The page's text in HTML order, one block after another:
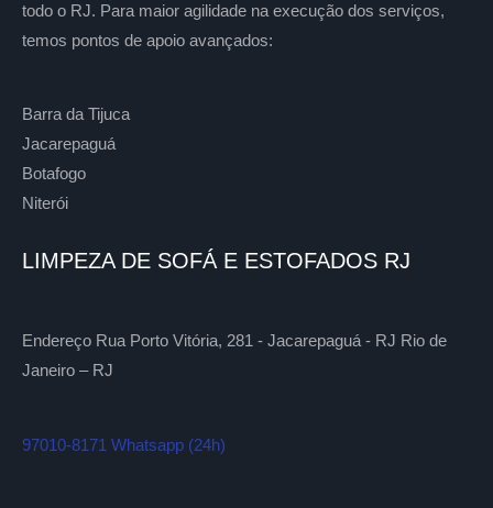
todo o RJ. Para maior agilidade na execução dos serviços,
temos pontos de apoio avançados:
Barra da Tijuca
Jacarepaguá
Botafogo
Niterói
LIMPEZA DE SOFÁ E ESTOFADOS RJ
Endereço Rua Porto Vitória, 281 - Jacarepaguá - RJ Rio de
Janeiro – RJ
97010-8171 Whatsapp (24h)